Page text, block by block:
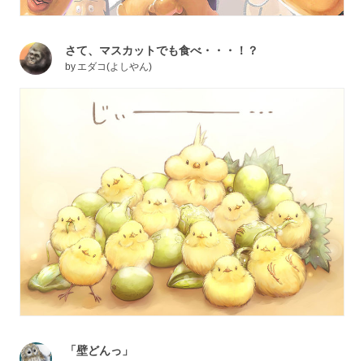
さて、マスカットでも食べ・・・！？
by エダコ(よしやん)
「壁どんっ」